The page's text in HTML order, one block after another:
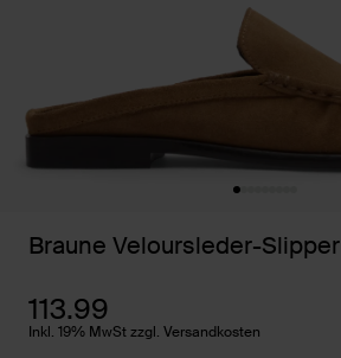
Braune Veloursleder-Slipper
113.99
Inkl. 19% MwSt zzgl. Versandkosten